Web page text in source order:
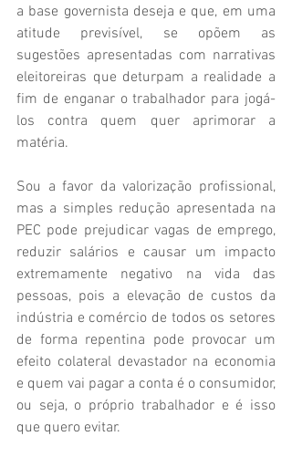
a base governista deseja e que, em uma
atitude previsível, se opõem as
sugestões apresentadas com narrativas
eleitoreiras que deturpam a realidade a
fim de enganar o trabalhador para jogá-
los contra quem quer aprimorar a
matéria.
Sou a favor da valorização profissional,
mas a simples redução apresentada na
PEC pode prejudicar vagas de emprego,
reduzir salários e causar um impacto
extremamente negativo na vida das
pessoas, pois a elevação de custos da
indústria e comércio de todos os setores
de forma repentina pode provocar um
efeito colateral devastador na economia
e quem vai pagar a conta é o consumidor,
ou seja, o próprio trabalhador e é isso
que quero evitar.